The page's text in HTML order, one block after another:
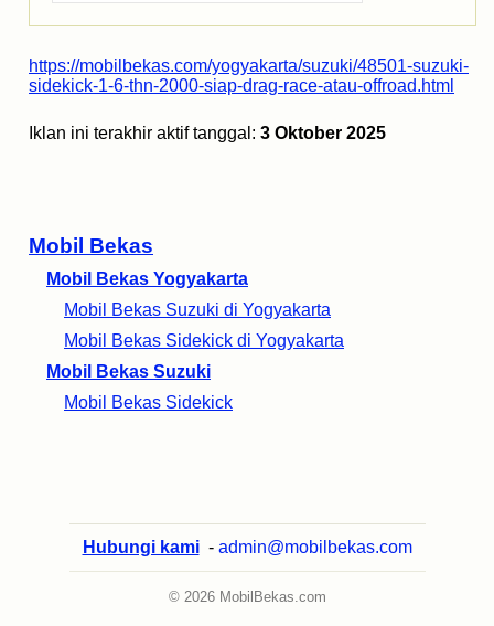
Mobil Bekas
Mobil Bekas Yogyakarta
Mobil Bekas Suzuki di Yogyakarta
Mobil Bekas Sidekick di Yogyakarta
Mobil Bekas Suzuki
Mobil Bekas Sidekick
https://mobilbekas.com/yogyakarta/suzuki/48501-suzuki-
sidekick-1-6-thn-2000-siap-drag-race-atau-offroad.html
Iklan ini terakhir aktif tanggal: 3 Oktober 2025
Hubungi kami - admin@mobilbekas.com
© 2026 MobilBekas.com